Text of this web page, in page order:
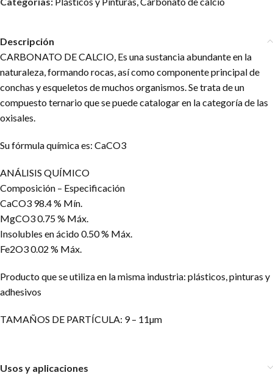
Descripción
CARBONATO DE CALCIO, Es una sustancia abundante en la
naturaleza, formando rocas, así como componente principal de
conchas y esqueletos de muchos organismos. Se trata de un
compuesto ternario que se puede catalogar en la categoría de las
oxisales.
Su fórmula química es: CaCO3
ANÁLISIS QUÍMICO
Composición – Especificación
CaCO3 98.4 % Mín.
MgCO3 0.75 % Máx.
Insolubles en ácido 0.50 % Máx.
Fe2O3 0.02 % Máx.
Producto que se utiliza en la misma industria: plásticos, pinturas y
adhesivos
TAMAÑOS DE PARTÍCULA: 9 – 11µm
Usos y aplicaciones